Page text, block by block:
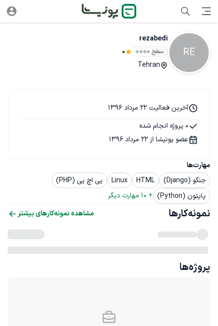
RE
rezabedi
سطح ۰ 0
Tehran
مهارت‌ها
جنگو (Django)
HTML
Linux
پی اچ پی (PHP)
پایتون (Python)
+
10 مهارت دیگر
آخرین فعالیت 22 مرداد 1396
0 پروژه انجام شده
عضو پونیشا از 22 مرداد 1396
نمونه‌کارها مشاهده نمونه‌کارهای بیشتر
پروژه‌ها